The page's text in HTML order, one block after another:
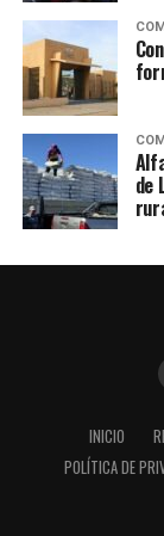
de
INICIO
POLÍTICA DE